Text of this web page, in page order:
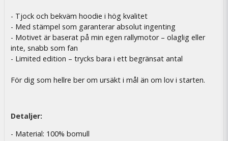
- Tjock och bekväm hoodie i hög kvalitet
- Med stämpel som garanterar absolut ingenting
- Motivet är baserat på min egen rallymotor – olaglig eller
inte, snabb som fan
- Limited edition – trycks bara i ett begränsat antal
För dig som hellre ber om ursäkt i mål än om lov i starten.
Detaljer:
- Material: 100% bomull